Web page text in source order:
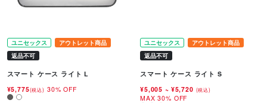
ユニセックス
アウトレット商品
返品不可
スマート ケース ライト L
¥5,775(税込) 30% OFF
ユニセックス
アウトレット商品
返品不可
スマート ケース ライト S
¥5,005 ~ ¥5,720 (税込)
MAX 30% OFF